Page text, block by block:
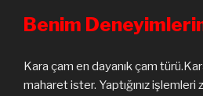
Benim
Kara çam en dayanık çam
maharet ister. Yaptığınız işlemleri